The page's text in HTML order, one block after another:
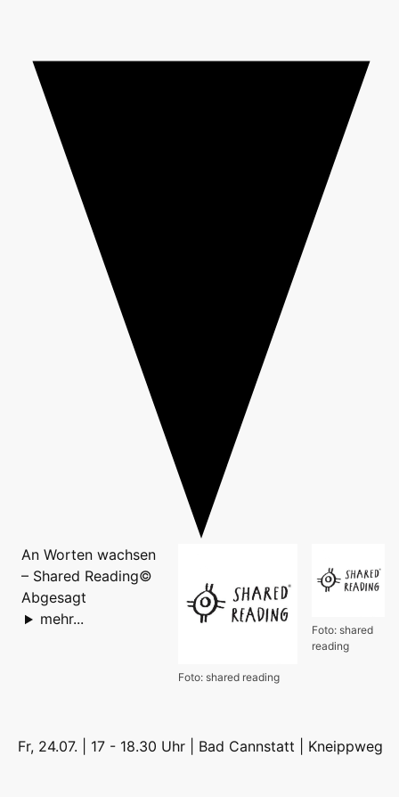
Foto: shared
reading
Foto: shared reading
An Worten wachsen
– Shared Reading©
Abgesagt
mehr...
Fr, 24.07. | 17 - 18.30 Uhr | Bad Cannstatt | Kneippweg